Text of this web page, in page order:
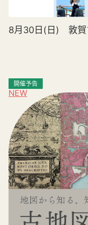
8月30日(日) 敦賀
NEW
開催予告